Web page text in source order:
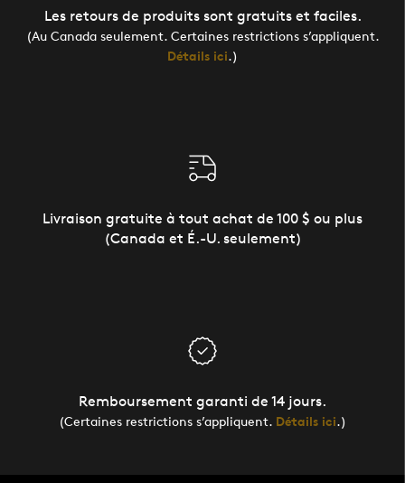
Les retours de produits sont gratuits et faciles.
(Au Canada seulement. Certaines restrictions s’appliquent.
Détails ici.)
Livraison gratuite à tout achat de 100 $ ou plus
(Canada et É.-U. seulement)
Remboursement garanti de 14 jours.
(Certaines restrictions s’appliquent. Détails ici.)